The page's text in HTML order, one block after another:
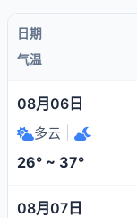
日期
气温
08月06日
多云
26° ~ 37°
08月07日